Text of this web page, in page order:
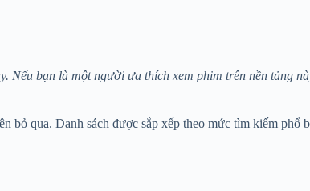
bạn là một người ưa thích xem phim trên nền tảng
qua. Danh sách được sắp xếp theo mức tìm kiếm phổ